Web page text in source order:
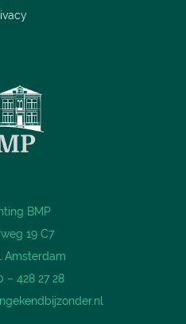
BMP
19 C7
Amsterdam
– 428 27 28